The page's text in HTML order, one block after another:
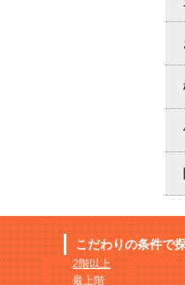
こだわりの条件で
2階以上
最上階